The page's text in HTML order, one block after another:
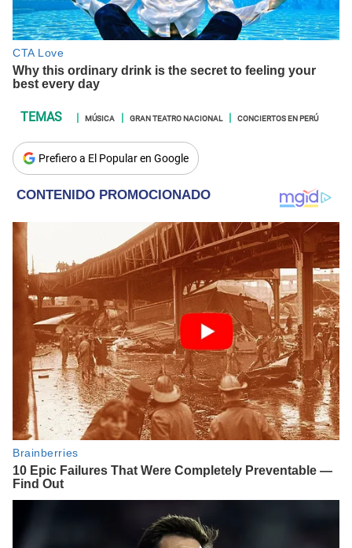
MÚSICA GRAN TEATRO NACIONAL CONCIERTOS EN PERÚ
Prefiero a El Popular en Google